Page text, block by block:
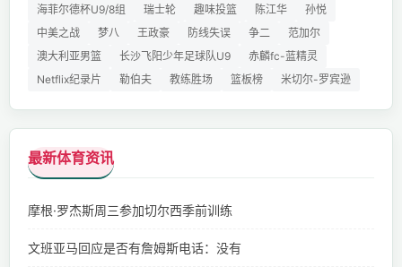
海菲尔德杯U9/8组
瑞士轮 趣味投篮 陈江华
孙悦
中美之战
梦八 王政豪 防线失误 争二
范加尔
澳大利亚男篮
长沙飞阳少年足球队U9
赤麟fc-蓝精灵
Netflix纪录片
勒伯夫 教练胜场 篮板榜 米切尔-罗宾逊
最新体育资讯
摩根·罗杰斯周三参加切尔西季前训练
文班亚马回应是否有詹姆斯电话：没有